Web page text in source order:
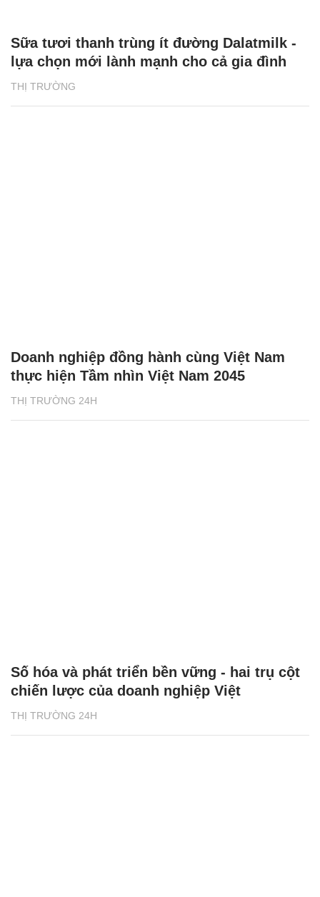
THỊ TRƯỜNG
Sữa tươi thanh trùng ít đường Dalatmilk -
lựa chọn mới lành mạnh cho cả gia đình
THỊ TRƯỜNG 24H
Doanh nghiệp đồng hành cùng Việt Nam
thực hiện Tầm nhìn Việt Nam 2045
THỊ TRƯỜNG 24H
Số hóa và phát triển bền vững - hai trụ cột
chiến lược của doanh nghiệp Việt